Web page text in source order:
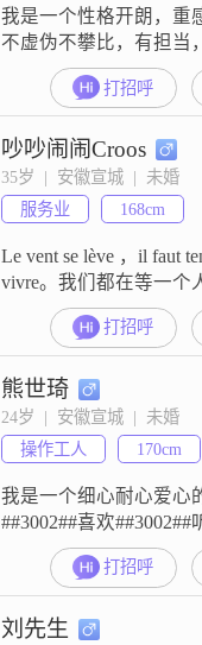
至，爱出者爱返，我认
比什么都吸引人，期待
我是一个性格开朗，重
不虚伪不攀比，有担当
强的一个人##3002##
个非常孝顺的人
打招呼
吵吵闹闹Croos
35岁  |  安徽宣城  |  未婚
服务业
168cm
Le vent se lève ，il faut
vivre。我们都在等一个
我们的一生
打招呼
熊世琦
24岁  |  安徽宣城  |  未婚
操作工人
170cm
我是一个细心耐心爱心
##3002##喜欢##3002##
##3002##唱歌
动物##3002##打招呼
刘先生